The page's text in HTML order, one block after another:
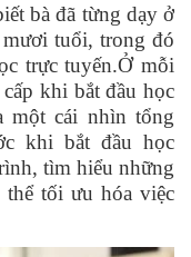
bà đã từng dạy ở
tuổi, trong đó
trực tuyến.Ở mỗi
khi bắt đầu học
một cái nhìn tổng
khi bắt đầu học
tìm hiểu những
thể tối ưu hóa việc